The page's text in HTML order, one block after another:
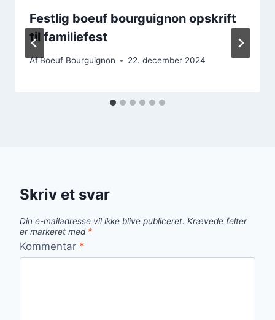
Festlig boeuf bourguignon opskrift
til familiefest
AfBoeuf Bourguignon 22. december 2024
Skriv et svar
Din e-mailadresse vil ikke blive publiceret. Krævede felter
er markeret med *
Kommentar *